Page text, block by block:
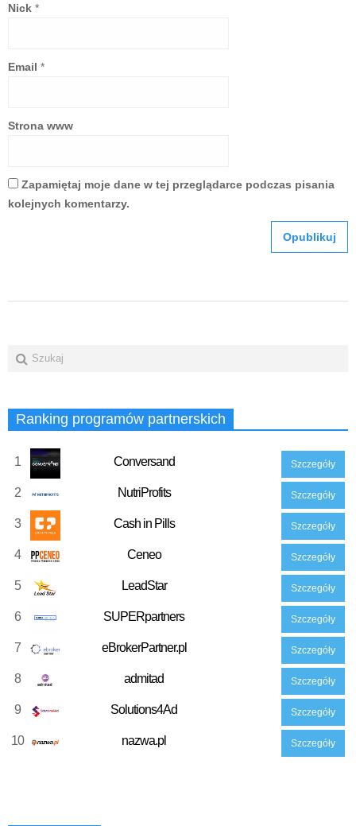
Nick *
Email *
Strona www
Zapamiętaj moje dane w tej przeglądarce podczas pisania
kolejnych komentarzy.
Ranking programów partnerskich
1 Conversand Szczegóły
2 NutriProfits Szczegóły
3 Cash in Pills Szczegóły
4 Ceneo Szczegóły
5 LeadStar Szczegóły
6 SUPERpartners Szczegóły
7 eBrokerPartner.pl Szczegóły
8 admitad Szczegóły
9 Solutions4Ad Szczegóły
10 nazwa.pl Szczegóły